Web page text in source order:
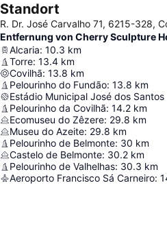
Standort
R. Dr. José Carvalho 71, 6215-328,
Entfernung von Cherry Sculpture
Alcaria: 10.3 km
Torre: 13.4 km
Covilhã: 13.8 km
Pelourinho do Fundão: 13.8 km
Estádio Municipal José dos Santos
Pelourinho da Covilhã: 14.2 km
Ecomuseu do Zêzere: 29.8 km
Museu do Azeite: 29.8 km
Pelourinho de Belmonte: 30 km
Castelo de Belmonte: 30.2 km
Pelourinho de Valhelhas: 30.3 km
Aeroporto Francisco Sá Carneiro: